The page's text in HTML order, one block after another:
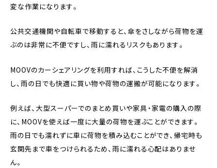
変な作業になります。
公共交通機関や自転車で移動すると、傘をさしながら荷物を運
ぶのは非常に不便ですし、雨に濡れるリスクもあります。
MOOVのカーシェアリングを利用すれば、こうした不便を解消
し、雨の日でも快適に買い物や荷物の運搬が可能になります。
例えば、大型スーパーでのまとめ買いや家具・家電の購入の際
に、MOOVを使えば一度に大量の荷物を運ぶことができます。
雨の日でも濡れずに車に荷物を積み込むことができ、帰宅時も
玄関先まで車をつけられるため、雨に濡れる心配はありませ
ん。